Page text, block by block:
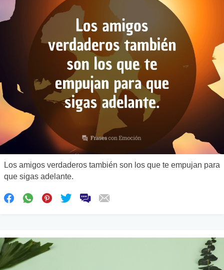
Los amigos verdaderos también son los que te empujan para
que sigas adelante.